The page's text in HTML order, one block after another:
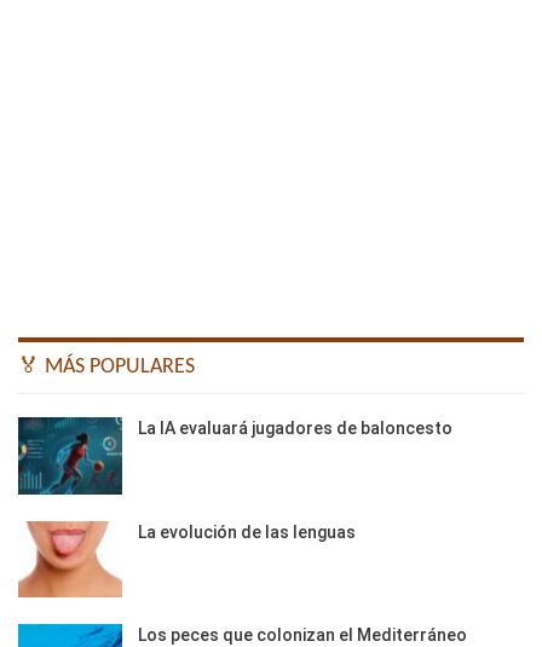
🏅 MÁS POPULARES
La IA evaluará jugadores de baloncesto
La evolución de las lenguas
Los peces que colonizan el Mediterráneo